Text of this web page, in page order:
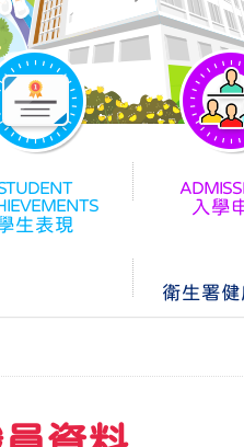
生表現
入學
衛生署